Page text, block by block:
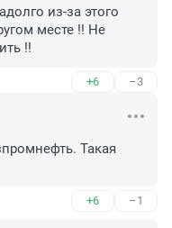
из-за этого
месте !! Не
!!
+6 –3
Такая
+6 –1